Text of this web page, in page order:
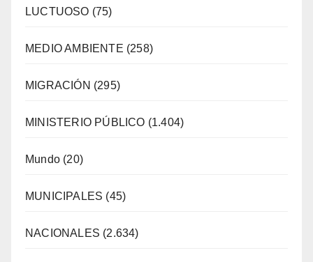
LUCTUOSO (75)
MEDIO AMBIENTE (258)
MIGRACIÓN (295)
MINISTERIO PÚBLICO (1.404)
Mundo (20)
MUNICIPALES (45)
NACIONALES (2.634)